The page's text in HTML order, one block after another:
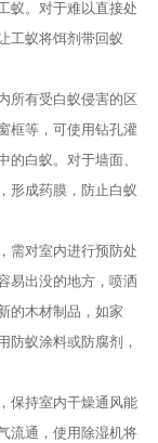
蚁。对于难以直接处
工蚁将饵剂带回蚁
所有受白蚁侵害的区
框等，可使用钻孔灌
的白蚁。对于墙面、
形成药膜，防止白蚁
需对室内进行预防处
易出没的地方，喷洒
的木材制品，如家
防蚁涂料或防腐剂，
保持室内干燥通风能
流通，使用除湿机将